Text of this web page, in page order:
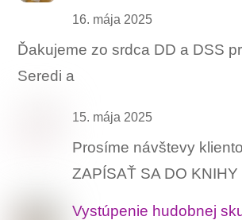
16. mája 2025
Ďakujeme zo srdca DD a DSS
Seredi a
15. mája 2025
Prosíme návštevy
ZAPÍSAŤ SA DO KNIHY
Vystúpenie hudobnej